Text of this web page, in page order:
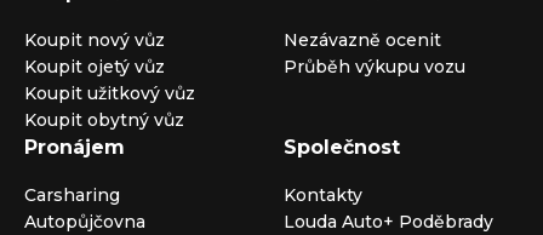
Koupit nový vůz
Koupit ojetý vůz
Koupit užitkový vůz
Koupit obytný vůz
Nezávazně ocenit
Průběh výkupu vozu
Pronájem
Carsharing
Autopůjčovna
Společnost
Kontakty
Louda Auto+ Poděbrady